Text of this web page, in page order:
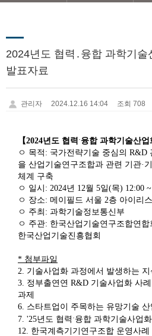
2024년도 협력․융합 과학기술
발표자료
관리자 2024.12.16 14:04 조회 708
【2024년도 협력 ˑ융합 과학기술산업
ㅇ 목적: 국가전략기술 중심의 R&D
을 산업기술연구조합과 관련 기관·
체계 구축
ㅇ 일시: 2024년 12월 5일(목) 12:00
ㅇ 장소: 메이필드 서울 2층 아이리
ㅇ 주최 : 과학기술정보통신부
ㅇ 주관: 한국산업기술연구조합연합
한국산업기술진흥협회
* 첨부파일
2. 기술사업화 과정에서 발생하는
3. 정부출연연 R&D 기술사업화 사
과제
6. 스타트업이 주목하는 유망기술 산
7. '25년도 협력 ˑ융합 과학기술사업
12. 한국계측기기연구조합 운영사례